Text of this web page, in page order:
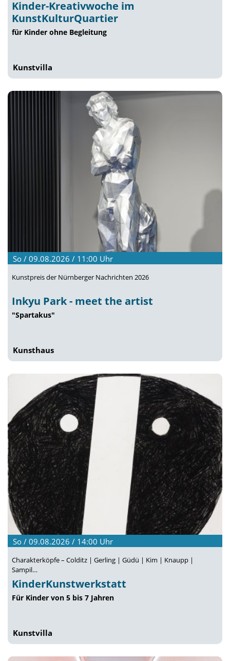
Kinder-Kreativwoche im
KunstKulturQuartier
für Kinder ohne Begleitung
Kunstvilla
So / 09.08.2026 / 11:00 Uhr
Kunstpreis der Nürnberger Nachrichten 2026
Inkyu Park - meet the artist
"Spartakus"
Kunsthaus
So / 09.08.2026 / 14:00 Uhr
Charakterköpfe – Colditz | Gerling | Güdü | Kim | Knaupp |
Sampil…
KinderKunstwerkstatt
Für Kinder von 5 bis 7 Jahren
Kunstvilla